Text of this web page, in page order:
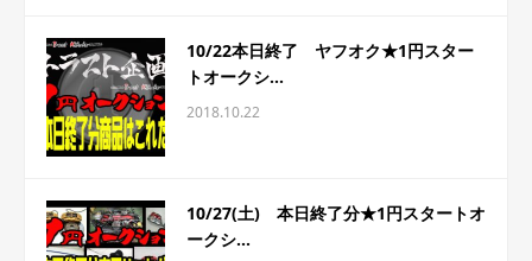
10/22本日終了 ヤフオク★1円スター
トオークシ...
2018.10.22
10/27(土) 本日終了分★1円スタートオ
ークシ...